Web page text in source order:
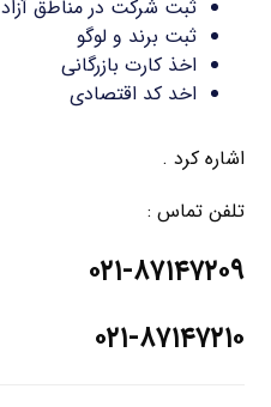
ثبت شرکت در مناطق آزاد
ثبت برند و لوگو
اخذ کارت بازرگانی
اخد کد اقتصادی
اشاره کرد .
تلفن تماس :
۰۲۱-۸۷۱۴۷۲۰۹
۰۲۱-۸۷۱۴۷۲۱۰